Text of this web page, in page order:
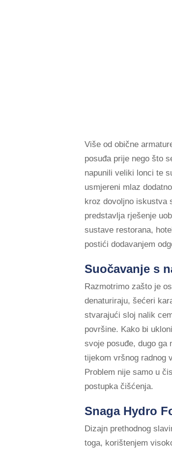
Više od obične
posuđa prije nego što
napunili veliki lonci te
usmjereni mlaz
kroz dovoljno iskustva
predstavlja rješenje
sustave restorana,
postići dodavanjem
Suočavanje s
Razmotrimo zašto je
denaturiraju, šećeri
stvarajući sloj nalik
površine. Kako bi
svoje posuđe, dugo ga
tijekom vršnog radnog
Problem nije samo u
postupka čišćenja.
Snaga Hydro
Dizajn prethodnog
toga, korištenjem